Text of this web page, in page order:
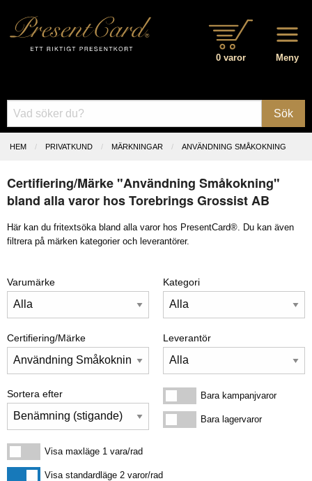
Meny
0 varor
Sök
HEM PRIVATKUND MÄRKNINGAR ANVÄNDNING SMÅKOKNING
Certifiering/Märke "Användning Småkokning"
bland alla varor hos Torebrings Grossist AB
Här kan du fritextsöka bland alla varor hos PresentCard®. Du kan även
filtrera på märken kategorier och leverantörer.
Varumärke Kategori
Certifiering/Märke Leverantör
Sortera efter Bara kampanjvarorBara kampanjvaror
Bara lagervarorBara lagervaror
Visa maxläge 1 vara/rad
Visa maxläge 1 vara/rad
Visa standardlägeVisa standardläge 2 varor/rad